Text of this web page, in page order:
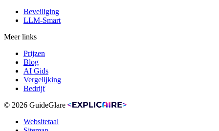
Beveiliging
LLM-Smart
Meer links
Prijzen
Blog
AI Gids
Vergelijking
Bedrijf
© 2026 GuideGlare
Websitetaal